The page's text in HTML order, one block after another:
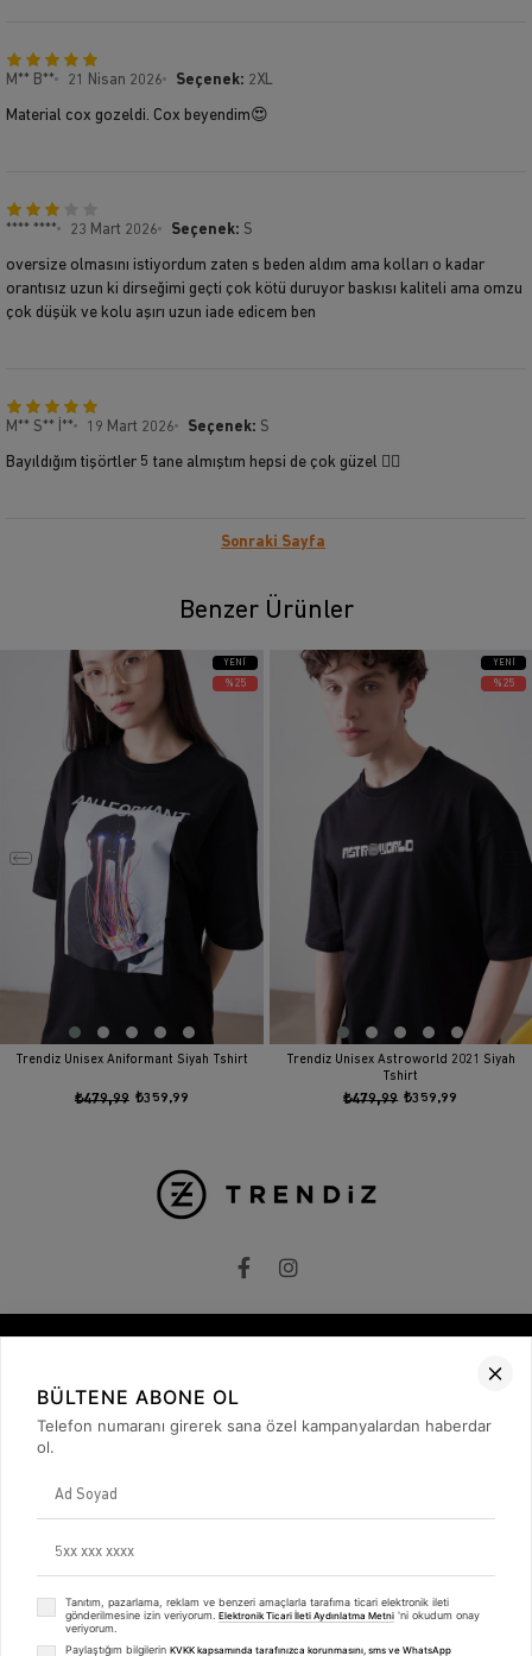
M** B** 21 Nisan 2026 Seçenek: 2XL
Material cox gozeldi. Cox beyendim😍
**** **** 23 Mart 2026 Seçenek: S
oversize olmasını istiyordum zaten s beden aldım ama kolları o kadar
orantısız uzun ki dirseğimi geçti çok kötü duruyor baskısı kaliteli ama omzu
çok düşük ve kolu aşırı uzun iade edicem ben
M** S** İ** 19 Mart 2026 Seçenek: S
Bayıldığım tişörtler 5 tane almıştım hepsi de çok güzel 👍🏼
Sonraki Sayfa
Benzer Ürünler
Trendiz Unisex Aniformant Siyah Tshirt
₺359,99
₺479,99
YENI
ÜRÜN
%25
Trendiz Unisex Astroworld 2021 Siyah
Tshirt
₺359,99
₺479,99
YENI
ÜRÜN
%25
Kurumsal
Hakkımızda
İletişim
ETK Bilgilendirme Metni
Üyelik
Kargo & Teslimat
Sipariş İşlemleri
Whatsapp Müşteri Destek
BÜLTENE ABONE OL
Telefon numaranı girerek sana özel kampanyalardan haberdar
ol.
Tanıtım, pazarlama, reklam ve benzeri amaçlarla tarafıma ticari elektronik ileti
gönderilmesine izin veriyorum. Elektronik Ticari İleti Aydınlatma Metni 'ni okudum onay
veriyorum.
Paylaştığım bilgilerin KVKK kapsamında tarafınızca korunmasını, sms ve WhatsApp